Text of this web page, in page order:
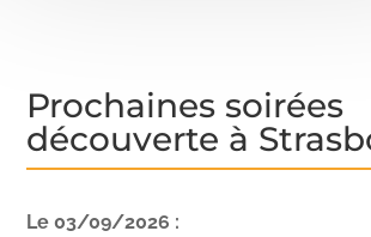
Prochaines soirées
découverte à
Le 03/09/2026 :